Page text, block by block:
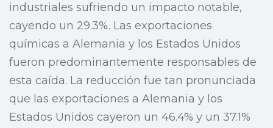
industriales sufriendo un impacto notable,
cayendo un 29.3%. Las exportaciones
químicas a Alemania y los Estados Unidos
fueron predominantemente responsables de
esta caída. La reducción fue tan pronunciada
que las exportaciones a Alemania y los
Estados Unidos cayeron un 46.4% y un 37.1%